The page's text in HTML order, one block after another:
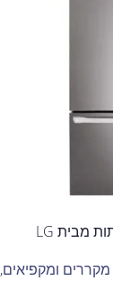
מקררים ומקפיאים,